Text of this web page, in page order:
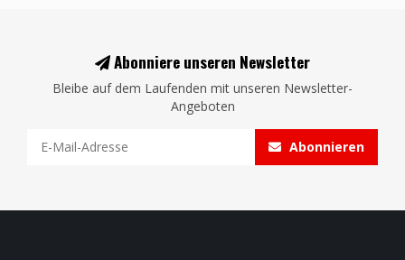
Abonniere unseren Newsletter
Bleibe auf dem Laufenden mit unseren Newsletter-
Angeboten
Abonnieren